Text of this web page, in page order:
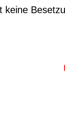
keine